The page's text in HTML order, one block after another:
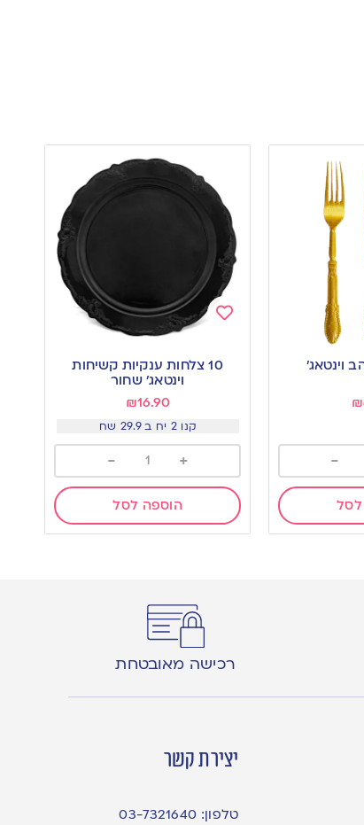
₪
-
to 10 צלחות ענקיות קשיחות
וינטאג׳ שחור
₪16.90
קנו 2 יח ב 29.9 שח
+
-
הוספה לסל
רכישה מאובטחת
יצירת קשר
טלפון: 03-7321640